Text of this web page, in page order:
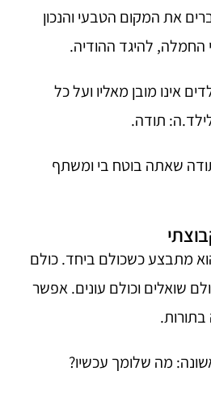
את המקום הטבעי והנכון
החמלה, להיגד ההודיה.
אינו מובן מאליו ועל כל
תודה.
שאתה בוטח בי ומשתף
מתבצע כשכולם ביחד. כולם
שואלים וכולם עונים. אפשר
מה שלומך עכשיו?